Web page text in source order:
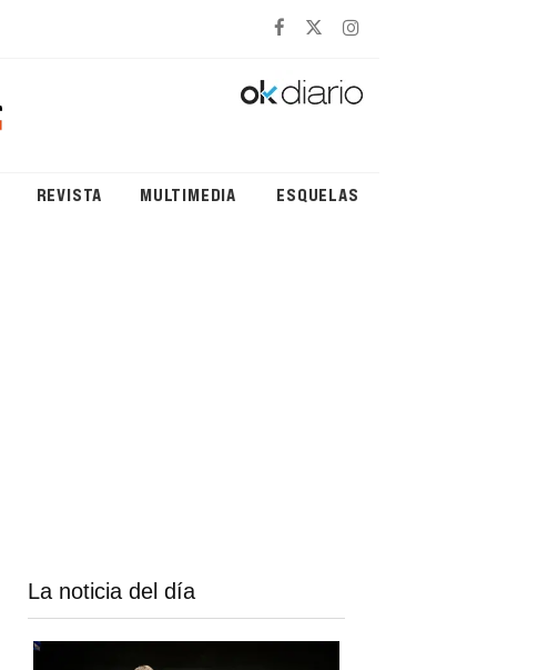
REVISTA MULTIMEDIA ESQUELAS
La noticia del día